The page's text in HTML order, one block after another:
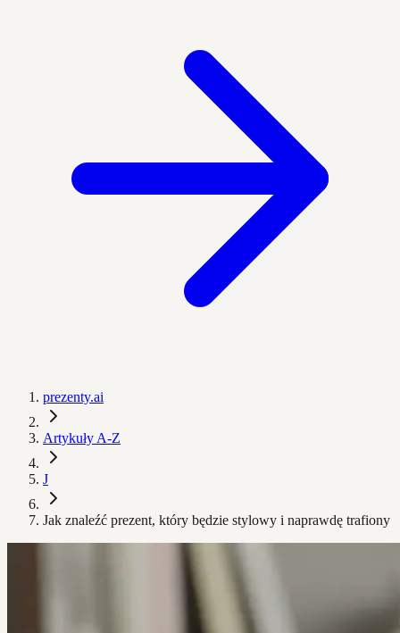
prezenty.ai
Artykuły A-Z
J
Jak znaleźć prezent, który będzie stylowy i naprawdę trafiony